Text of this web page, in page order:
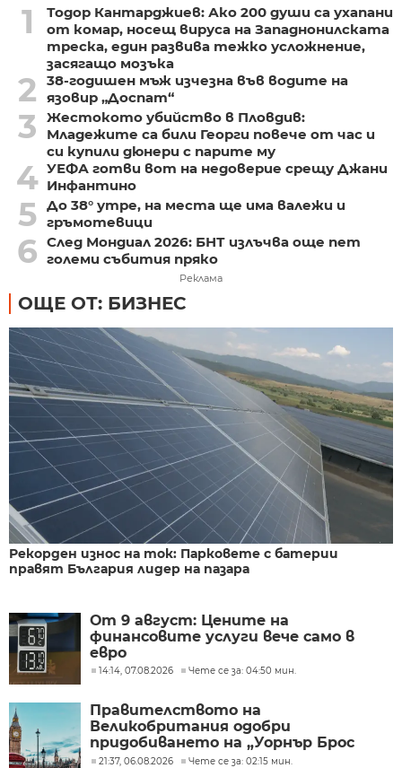
1
Тодор Кантарджиев: Ако 200 души са ухапани
от комар, носещ вируса на Западнонилската
треска, един развива тежко усложнение,
засягащо мозъка
2
38-годишен мъж изчезна във водите на
язовир „Доспат“
3
Жестокото убийство в Пловдив:
Младежите са били Георги повече от час и
си купили дюнери с парите му
4 УЕФА готви вот на недоверие срещу Джани
Инфантино
5 До 38° утре, на места ще има валежи и
гръмотевици
6 След Мондиал 2026: БНТ излъчва още пет
големи събития пряко
Реклама
ОЩЕ ОТ: БИЗНЕС
Рекорден износ на ток: Парковете с батерии
правят България лидер на пазара
От 9 август: Цените на
финансовите услуги вече само в
евро
14:14, 07.08.2026 Чете се за: 04:50 мин.
Правителството на
Великобритания одобри
придобиването на „Уорнър Брос
Дискавъри“ от „Парамаунт“ за 110
21:37, 06.08.2026 Чете се за: 02:15 мин.